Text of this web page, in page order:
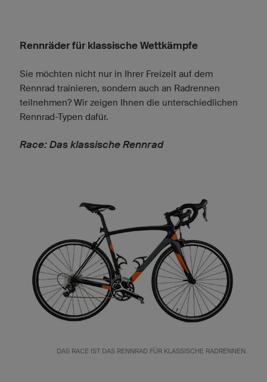
Rennräder für klassische Wettkämpfe
Sie möchten nicht nur in Ihrer Freizeit auf dem
Rennrad trainieren, sondern auch an Radrennen
teilnehmen? Wir zeigen Ihnen die unterschiedlichen
Rennrad-Typen dafür.
Race: Das klassische Rennrad
DAS RACE IST DAS RENNRAD FÜR KLASSISCHE RADRENNEN.